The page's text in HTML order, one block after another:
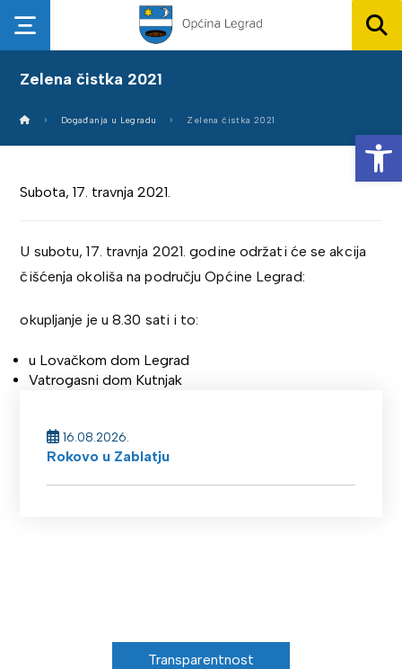
Zelena čistka 2021
Događanja u Legradu Zelena čistka 2021
Subota, 17. travnja 2021.
U subotu, 17. travnja 2021. godine održati će se akcija
čišćenja okoliša na području Općine Legrad:
okupljanje je u 8.30 sati i to:
u Lovačkom dom Legrad
Vatrogasni dom Kutnjak
16.08.2026.
Rokovo u Zablatju
Transparentnost